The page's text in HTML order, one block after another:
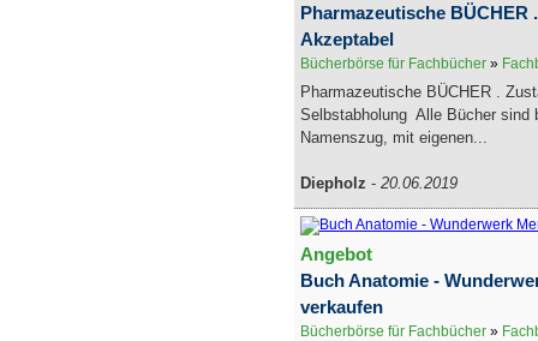
Pharmazeutische BÜCHER
Akzeptabel
Bücherbörse für Fachbücher »
Pharmazeutische BÜCHER .
Selbstabholung Alle Bücher sind
Namenszug, mit eigenen...
Diepholz - 20.06.2019
Angebot
Buch Anatomie -
verkaufen
Bücherbörse für Fachbücher »